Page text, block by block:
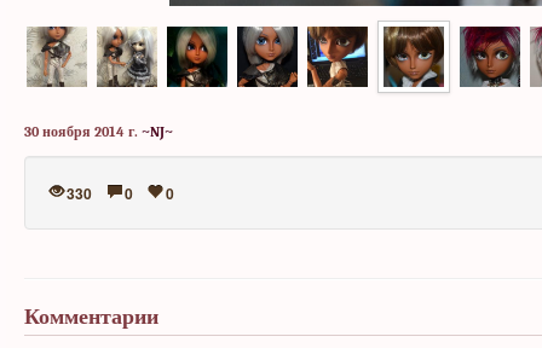
30 ноября 2014 г. ~NJ~
330 0 0
Комментарии